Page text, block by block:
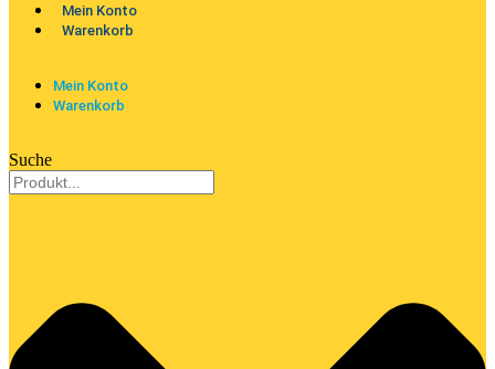
Mein Konto
Warenkorb
Mein Konto
Warenkorb
Suche